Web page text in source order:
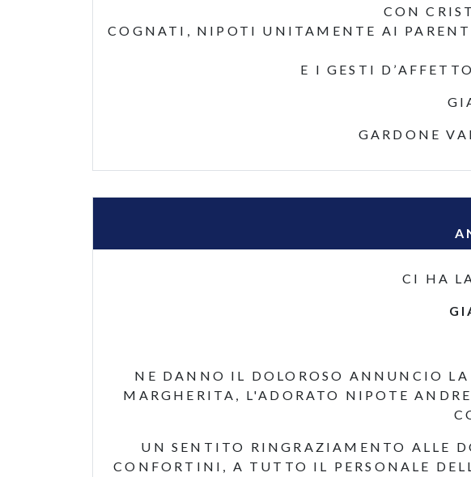
CON
COGNATI, NIPOTI UNITAMENTE AI
E I GESTI
GARDONE
CI HA
NE DANNO IL DOLOROSO ANNUNCIO
MARGHERITA, L'ADORATO NIPOTE
UN SENTITO RINGRAZIAMENTO ALLE
CONFORTINI, A TUTTO IL PERSONALE